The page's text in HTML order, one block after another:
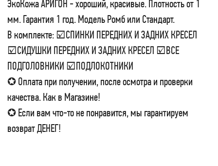
ЭкоКожа АРИГОН - хороший, красивые. Плотность от 1
мм. Гарантия 1 год. Модель Ромб или Стандарт.
В комплекте: ☑СПИНКИ ПЕРЕДНИХ И ЗАДНИХ КРЕСЕЛ
☑СИДУШКИ ПЕРЕДНИХ И ЗАДНИХ КРЕСЕЛ ☑ВСЕ
ПОДГОЛОВНИКИ ☑ПОДЛОКОТНИКИ
✪ Оплата при получении, после осмотра и проверки
качества. Как в Магазине!
✪ Если вам что-то не понравится, мы гарантируем
возврат ДЕНЕГ!